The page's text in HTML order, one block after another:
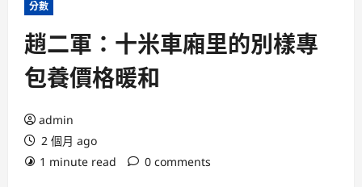
分數
趙二軍：十米車廂里的別樣專
包養價格暖和
admin
2 個月 ago
1 minute read
0 comments